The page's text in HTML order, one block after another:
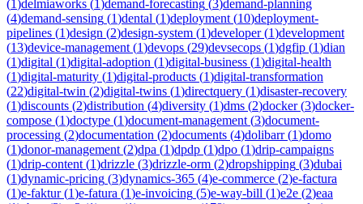
(1)delmiaworks (1)demand-forecasting (3)demand-planning
(4)demand-sensing (1)dental (1)deployment (10)deployment-
pipelines (1)design (2)design-system (1)developer(1)development
(13)device-management (1)devops (29)devsecops (1)dgfip (1)dian
(1)digital (1)digital-adoption (1)digital-business (1)digital-health
(1)digital-maturity (1)digital-products (1)digital-transformation
(22)digital-twin (2)digital-twins (1)directquery (1)disaster-recovery
(1)discounts (2)distribution (4)diversity (1)dms (2)docker(3)docker-
compose (1)doctype (1)document-management (3)document-
processing (2)documentation (2)documents (4)dolibarr(1)domo
(1)donor-management (2)dpa (1)dpdp (1)dpo (1)drip-campaigns
(1)drip-content (1)drizzle (3)drizzle-orm (2)dropshipping (3)dubai
(1)dynamic-pricing (3)dynamics-365 (4)e-commerce (2)e-factura
(1)e-faktur(1)e-fatura (1)e-invoicing (5)e-way-bill (1)e2e (2)eaa